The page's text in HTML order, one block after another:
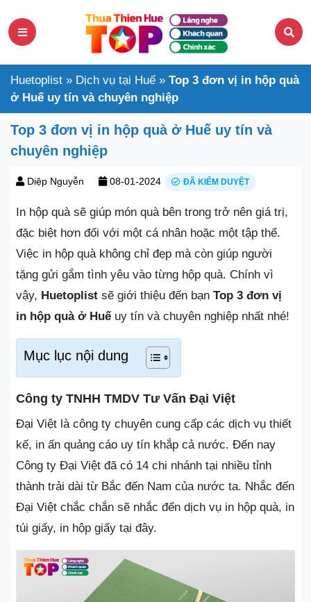
Huetoplist » Dịch vụ tại Huế » Top 3 đơn vị in hộp quà
ở Huế uy tín và chuyên nghiệp
Top 3 đơn vị in hộp quà ở Huế uy tín và
chuyên nghiệp
Diệp Nguyễn 08-01-2024 ĐÃ KIỂM DUYỆT
In hộp quà sẽ giúp món quà bên trong trở nên giá trị,
đặc biệt hơn đối với một cá nhân hoặc một tập thể.
Việc in hộp quà không chỉ đẹp mà còn giúp người
tặng gửi gắm tình yêu vào từng hộp quà. Chính vì
vậy, Huetoplist sẽ giới thiệu đến bạn Top 3 đơn vị
in hộp quà ở Huếuy tín và chuyên nghiệp nhất nhé!
Mục lục nội dung
Công ty TNHH TMDV Tư Vấn Đại Việt
Đại Việt là công ty chuyên cung cấp các dịch vụ thiết
kế, in ấn quảng cáo uy tín khắp cả nước. Đến nay
Công ty Đại Việt đã có 14 chi nhánh tại nhiều tỉnh
thành trải dài từ Bắc đến Nam của nước ta. Nhắc đến
Đại Việt chắc chắn sẽ nhắc đến dịch vụ in hộp quà, in
túi giấy, in hộp giấy tại đây.